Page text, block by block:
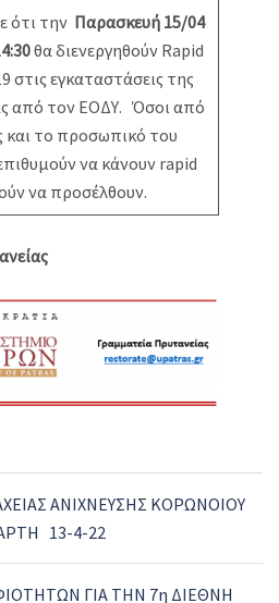
ότι την Παρασκευή 15/04
θα διενεργηθούν Rapid
στις εγκαταστάσεις της
από τον ΕΟΔΥ. Όσοι από
και το προσωπικό του
να κάνουν rapid
να προσέλθουν.
ΑΝΙΧΝΕΥΣΗΣ ΚΟΡΩΝΟΙΟΥ
13-4-22
ΓΙΑ ΤΗΝ 7η ΔΙΕΘΝΗ